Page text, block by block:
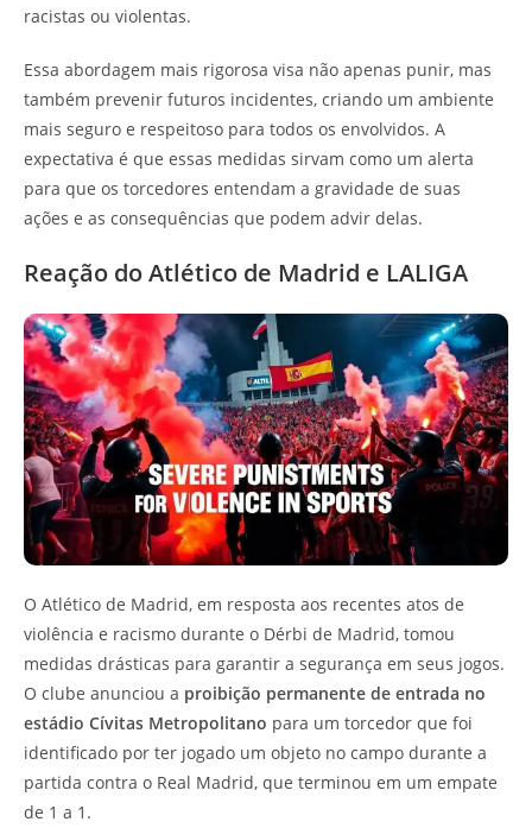
racistas ou violentas.
Essa abordagem mais rigorosa visa não apenas punir, mas
também prevenir futuros incidentes, criando um ambiente
mais seguro e respeitoso para todos os envolvidos. A
expectativa é que essas medidas sirvam como um alerta
para que os torcedores entendam a gravidade de suas
ações e as consequências que podem advir delas.
Reação do Atlético de Madrid e LALIGA
O Atlético de Madrid, em resposta aos recentes atos de
violência e racismo durante o Dérbi de Madrid, tomou
medidas drásticas para garantir a segurança em seus jogos.
O clube anunciou a proibição permanente de entrada no
estádio Cívitas Metropolitano para um torcedor que foi
identificado por ter jogado um objeto no campo durante a
partida contra o Real Madrid, que terminou em um empate
de 1 a 1.